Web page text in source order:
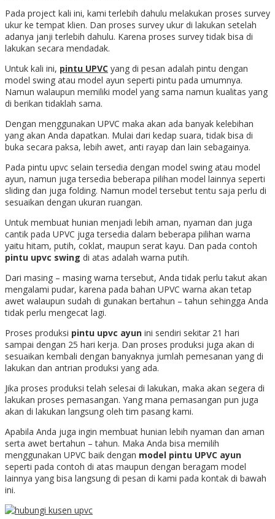
Pada project kali ini, kami terlebih dahulu melakukan proses survey
ukur ke tempat klien. Dan proses survey ukur di lakukan setelah
adanya janji terlebih dahulu. Karena proses survey tidak bisa di
lakukan secara mendadak.
Untuk kali ini, pintu UPVC yang di pesan adalah pintu dengan
model swing atau model ayun seperti pintu pada umumnya.
Namun walaupun memiliki model yang sama namun kualitas yang
di berikan tidaklah sama.
Dengan menggunakan UPVC maka akan ada banyak kelebihan
yang akan Anda dapatkan. Mulai dari kedap suara, tidak bisa di
buka secara paksa, lebih awet, anti rayap dan lain sebagainya.
Pada pintu upvc selain tersedia dengan model swing atau model
ayun, namun juga tersedia beberapa pilihan model lainnya seperti
sliding dan juga folding. Namun model tersebut tentu saja perlu di
sesuaikan dengan ukuran ruangan.
Untuk membuat hunian menjadi lebih aman, nyaman dan juga
cantik pada UPVC juga tersedia dalam beberapa pilihan warna
yaitu hitam, putih, coklat, maupun serat kayu. Dan pada contoh
pintu upvc swing di atas adalah warna putih.
Dari masing – masing warna tersebut, Anda tidak perlu takut akan
mengalami pudar, karena pada bahan UPVC warna akan tetap
awet walaupun sudah di gunakan bertahun – tahun sehingga Anda
tidak perlu mengecat lagi.
Proses produksi pintu upvc ayun ini sendiri sekitar 21 hari
sampai dengan 25 hari kerja. Dan proses produksi juga akan di
sesuaikan kembali dengan banyaknya jumlah pemesanan yang di
lakukan dan antrian produksi yang ada.
Jika proses produksi telah selesai di lakukan, maka akan segera di
lakukan proses pemasangan. Yang mana pemasangan pun juga
akan di lakukan langsung oleh tim pasang kami.
Apabila Anda juga ingin membuat hunian lebih nyaman dan aman
serta awet bertahun – tahun. Maka Anda bisa memilih
menggunakan UPVC baik dengan model pintu UPVC ayun
seperti pada contoh di atas maupun dengan beragam model
lainnya yang bisa langsung di pesan di kami pada kontak di bawah
ini.